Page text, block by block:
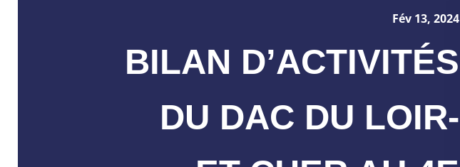
Fév 13, 2024
BILAN D’ACTIVITÉS
DU DAC DU LOIR-